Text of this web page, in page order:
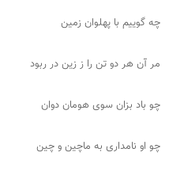
چه گوییم با پهلوان زمین
مر آن هر دو تن را ز زین در ربود
چو باد بزان سوی هومان دوان
چو او نامداری به ماچین و چین